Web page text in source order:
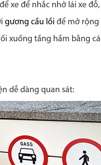
xe để nhắc nhở lái xe
gương cầu lồi để mở rộng
xuống tầng hầm bằng
dễ dàng quan sát: